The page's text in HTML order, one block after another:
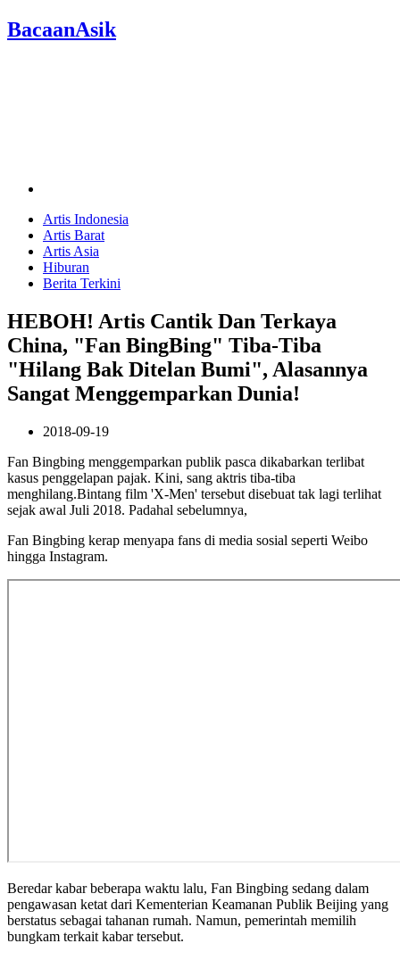
BacaanAsik
Artis Indonesia
Artis Barat
Artis Asia
Hiburan
Berita Terkini
HEBOH! Artis Cantik Dan Terkaya
China, "Fan BingBing" Tiba-Tiba
"Hilang Bak Ditelan Bumi", Alasannya
Sangat Menggemparkan Dunia!
2018-09-19
Fan Bingbing menggemparkan publik pasca dikabarkan terlibat
kasus penggelapan pajak. Kini, sang aktris tiba-tiba
menghilang.Bintang film 'X-Men' tersebut disebuat tak lagi terlihat
sejak awal Juli 2018. Padahal sebelumnya,
Fan Bingbing kerap menyapa fans di media sosial seperti Weibo
hingga Instagram.
Beredar kabar beberapa waktu lalu, Fan Bingbing sedang dalam
pengawasan ketat dari Kementerian Keamanan Publik Beijing yang
berstatus sebagai tahanan rumah. Namun, pemerintah memilih
bungkam terkait kabar tersebut.